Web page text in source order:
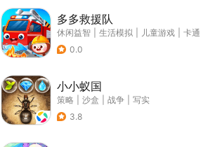
多多救援队
休闲益智 生活模拟 儿童游戏
卡通
0.0
小小蚁国
策略 沙盒 战争
写实
3.8